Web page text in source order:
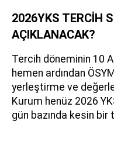
2026YKS TERCİH
AÇIKLANACAK?
Tercih döneminin 10
hemen ardından
yerleştirme ve
Kurum henüz 2026
gün bazında kesin bir